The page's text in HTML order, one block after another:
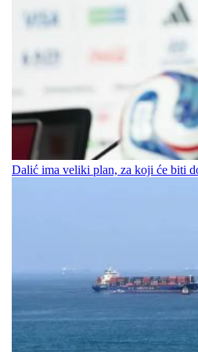
Dalić ima veliki plan, za koji će biti